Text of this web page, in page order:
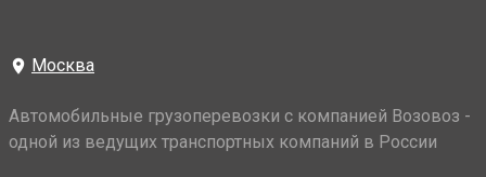
Москва
Автомобильные грузоперевозки с компанией Возовоз -
одной из ведущих транспортных компаний в России